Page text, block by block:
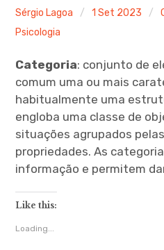
Ferramentas Digitais
Blog
Glossário de Psicologia
Psicologia – Biografias
Sérgio Lagoa 1 Set 2023
Psicologia
Categoria: conjunto de
comum uma ou mais
habitualmente uma
engloba uma classe de
situações agrupados
propriedades. As
informação e permitem
Like this:
Loading...